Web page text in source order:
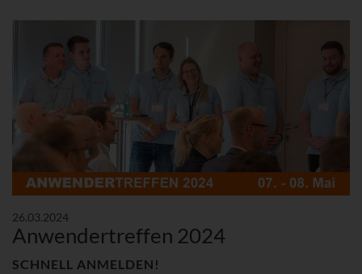
26.03.2024
Anwendertreffen 2024
SCHNELL ANMELDEN!